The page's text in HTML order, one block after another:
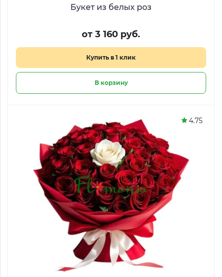
Букет из белых роз
от 3 160 руб.
Купить в 1 клик
В корзину
4.75